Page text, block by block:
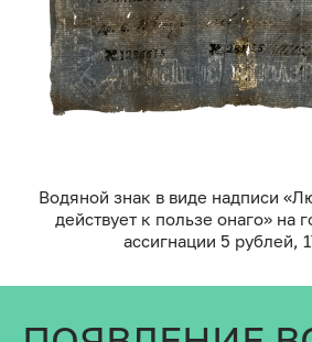
Водяной знак в виде надписи
действует к пользе онаго» на
ассигнации 5 рублей,